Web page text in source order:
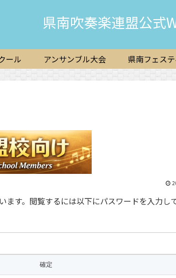
県南吹奏楽連盟公式
ール アンサンブル大会 県南フェス
す。閲覧するには以下にパスワードを入力し